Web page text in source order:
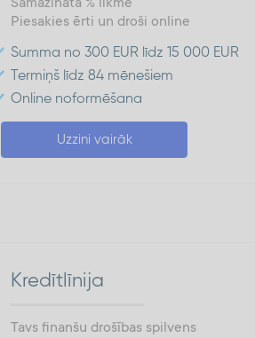
Samazināta % likme
Piesakies ērti un droši online
Summa no 300 EUR līdz 15 000 EUR
Termiņš līdz 84 mēnešiem
Online noformēšana
Uzzini vairāk
Kredītlīnija
Tavs finanšu drošības spilvens